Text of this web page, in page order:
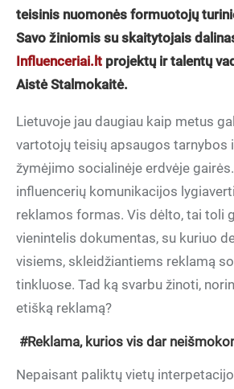
teisinis nuomonės formuotojų
Savo žiniomis su skaitytojais
Influenceriai.lt projektų ir talentų
Aistė Stalmokaitė.
Lietuvoje jau daugiau kaip metus
vartotojų teisių apsaugos tarnybos
žymėjimo socialinėje erdvėje
influencerių komunikacijos
reklamos formas. Vis dėlto, tai toli
vienintelis dokumentas, su kuriuo
visiems, skleidžiantiems reklamą
tinkluose. Tad ką svarbu žinoti,
etišką reklamą?
#Reklama, kurios vis dar
Nepaisant paliktų vietų